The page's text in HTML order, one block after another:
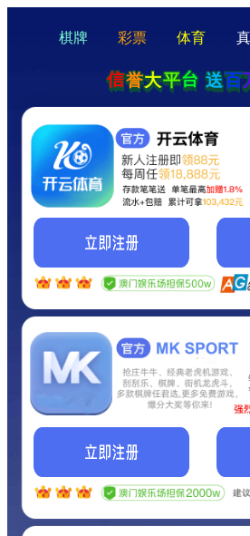
hello
Hey
我们即将上
我们的网站正在
它将是非常棒的